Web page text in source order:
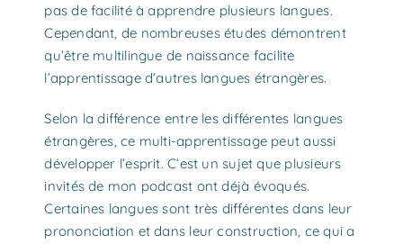
pas de facilité à apprendre plusieurs langues.
Cependant, de nombreuses études démontrent
qu’être multilingue de naissance facilite
l’apprentissage d’autres langues étrangères.
Selon la différence entre les différentes langues
étrangères, ce multi-apprentissage peut aussi
développer l’esprit. C’est un sujet que plusieurs
invités de mon podcast ont déjà évoqués.
Certaines langues sont très différentes dans leur
prononciation et dans leur construction, ce qui a